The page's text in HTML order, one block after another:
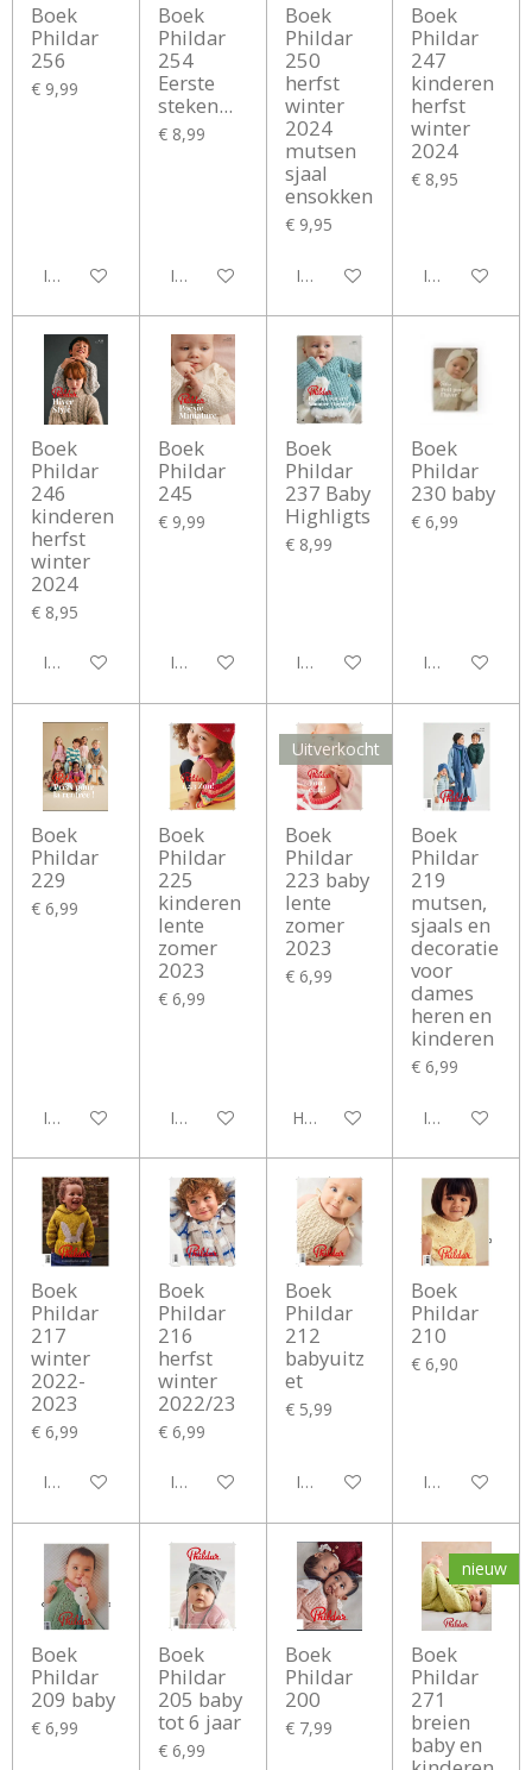
Boek
Phildar
256
€ 9,99
In winkelwagen
Boek
Phildar
254
Eerste
steken...
€ 8,99
In winkelwagen
Boek
Phildar
250
herfst
winter
2024
mutsen
sjaal
ensokken
€ 9,95
In winkelwagen
Boek
Phildar
247
kinderen
herfst
winter
2024
€ 8,95
In
Boek
Phildar
246
kinderen
herfst
winter
2024
€ 8,95
In winkelwagen
Boek
Phildar
245
€ 9,99
In winkelwagen
Boek
Phildar
237 Baby
Highligts
€ 8,99
In winkelwagen
Boek
Phildar
230 baby
€ 6,99
In
Boek
Phildar
229
€ 6,99
In winkelwagen
Boek
Phildar
225
kinderen
lente
zomer
2023
€ 6,99
In winkelwagen
Uitverkocht
Boek
Phildar
223 baby
lente
zomer
2023
€ 6,99
Houd mij op de hoogte
Boek
Phildar
219
mutsen,
sjaals en
decoratie
voor
dames
heren en
kinderen
€ 6,99
In
Boek
Phildar
217
winter
2022-
2023
€ 6,99
In winkelwagen
Boek
Phildar
216
herfst
winter
2022/23
€ 6,99
In winkelwagen
Boek
Phildar
212
babyuitz
et
€ 5,99
In winkelwagen
Boek
Phildar
210
€ 6,90
In
Boek
Phildar
209 baby
€ 6,99
Boek
Phildar
205 baby
tot 6 jaar
€ 6,99
Boek
Phildar
200
€ 7,99
nieuw
Boek
Phildar
271
breien
baby en